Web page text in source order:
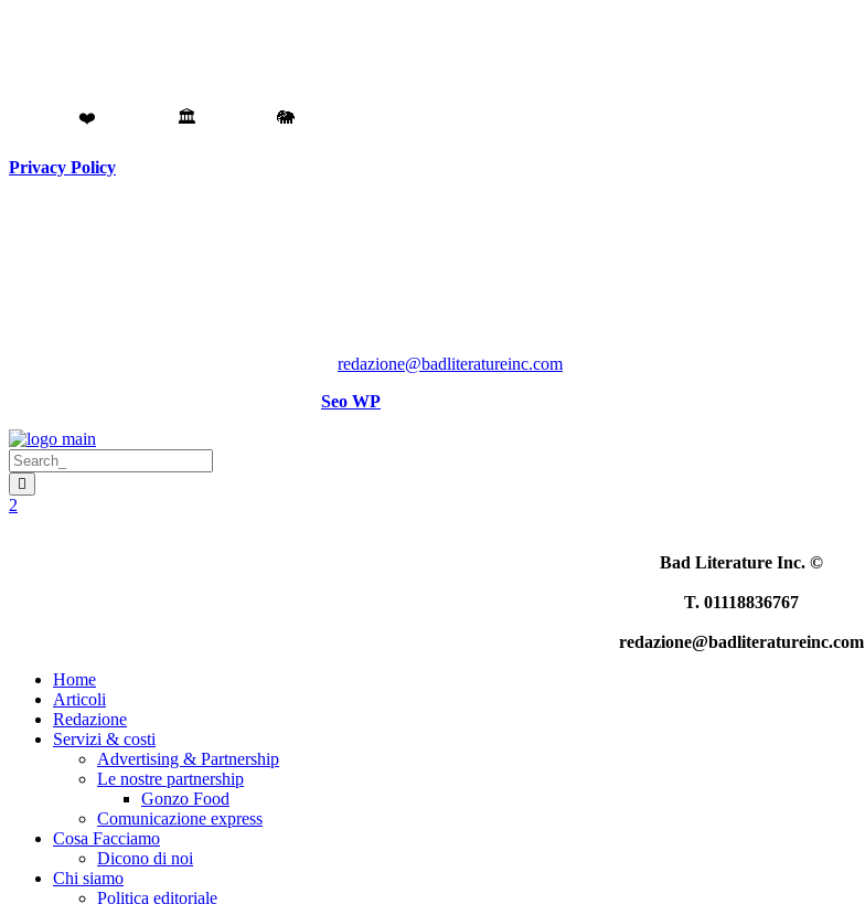
❤️ 🏛️ 🐘
Privacy Policy
redazione@badliteratureinc.com
Seo WP
Bad Literature Inc. ©
T. 01118836767
redazione@badliteratureinc.com
Home
Articoli
Redazione
Servizi & costi
Advertising & Partnership
Le nostre partnership
Gonzo Food
Comunicazione express
Cosa Facciamo
Dicono di noi
Chi siamo
Politica editoriale